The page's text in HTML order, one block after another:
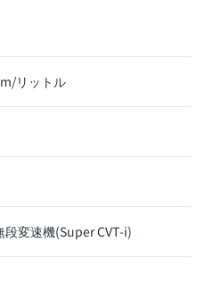
リットル
段変速機(Super CVT-i)